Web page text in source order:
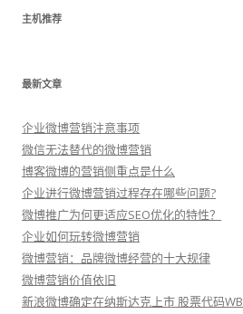
主机推荐
最新文章
企业微博营销注意事项
微信无法替代的微博营销
博客微博的营销侧重点是什么
企业进行微博营销过程存在哪些问题?
微博推广为何更适应SEO优化的特性？
企业如何玩转微博营销
微博营销：品牌微博经营的十大规律
微博营销价值依旧
新浪微博确定在纳斯达克上市 股票代码WB